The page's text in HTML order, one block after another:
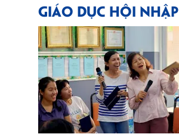
GIÁO DỤC HỘI NHẬP